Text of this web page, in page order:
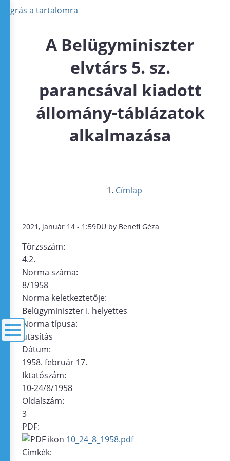
Ugrás a tartalomra
A Belügyminiszter
elvtárs 5. sz.
parancsával kiadott
állomány-táblázatok
alkalmazása
Címlap
2021, január 14 - 1:59DU by Benefi Géza
Törzsszám:
4.2.
Norma száma:
8/1958
Norma keletkeztetője:
Belügyminiszter I. helyettes
Norma típusa:
utasítás
Dátum:
1958. február 17.
Iktatószám:
10-24/8/1958
Oldalszám:
3
PDF:
10_24_8_1958.pdf
Címkék: